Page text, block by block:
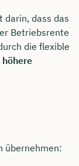
darin, dass das
Betriebsrente
die flexible
höhere
übernehmen: